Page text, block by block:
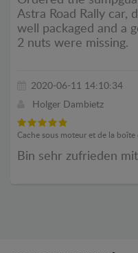
Astra Road Rally car,
well packaged and a
2 nuts were missing.
2020-06-11 14:10:34
Holger Dambietz
Cache sous moteur et de la boîte
Bin sehr zufrieden